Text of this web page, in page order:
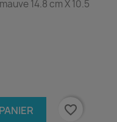
14.8 cm X 10.5
favorite_border